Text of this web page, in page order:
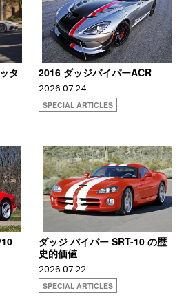
タ
2016 ダッジバイパーACR
2026.07.24
SPECIAL ARTICLES
ダッジ バイパー SRT-10 の歴
史的価値
2026.07.22
SPECIAL ARTICLES